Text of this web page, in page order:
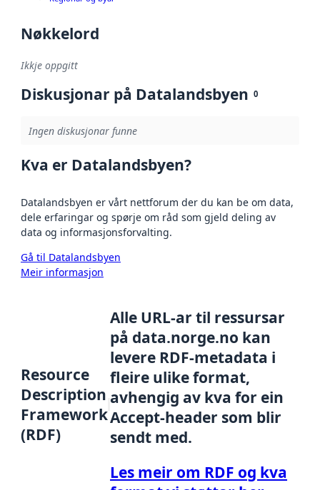
Nøkkelord
Ikkje oppgitt
Diskusjonar på Datalandsbyen 0
Ingen diskusjonar funne
Kva er Datalandsbyen?
Datalandsbyen er vårt nettforum der du kan be om data,
dele erfaringar og spørje om råd som gjeld deling av
data og informasjonsforvalting.
Gå til Datalandsbyen
Meir informasjon
Resource
Description
Framework
(RDF)
Alle URL-ar til ressursar
på data.norge.no kan
levere RDF-metadata i
fleire ulike format,
avhengig av kva for ein
Accept-header som blir
sendt med.
Les meir om RDF og kva